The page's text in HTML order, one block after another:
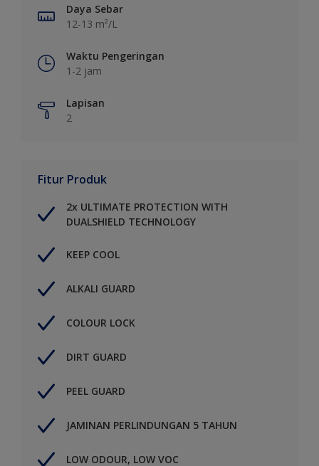
Daya Sebar
12-13 m²/L
Waktu Pengeringan
1-2 jam
Lapisan
2
Fitur Produk
2x ULTIMATE PROTECTION WITH
DUALSHIELD TECHNOLOGY
KEEP COOL
ALKALI GUARD
COLOUR LOCK
DIRT GUARD
PEEL GUARD
JAMINAN PERLINDUNGAN 5 TAHUN
LOW ODOUR, LOW VOC